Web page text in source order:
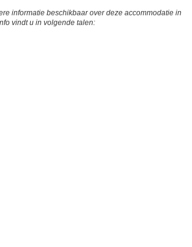
informatie beschikbaar over deze accommodatie in
vindt u in volgende talen: